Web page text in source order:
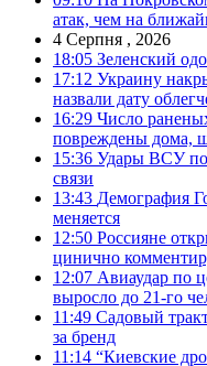
атак, чем на
4 Серпня , 2026
18:05 Зеленский
17:12 Украину
назвали дату
16:29 Число
повреждены дома,
15:36 Удары ВСУ по
связи
13:43 Демография
меняется
12:50 Россияне
цинично
12:07 Авиаудар по
выросло до 21-го
11:49 Садовый
за бренд
11:14 “Киевские